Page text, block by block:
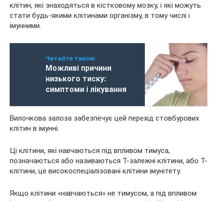
клітин, які знаходяться в кістковому мозку, і які можуть
стати будь-якими клітинами організму, в тому числі і
імунними.
Читайте також:
Можливі причини
низького тиску:
симптоми і лікування
Вилочкова залоза забезпечує цей перехід стовбурових
клітин в імунні.
Ці клітини, які навчаються під впливом тимуса,
позначаються або називаються Т-залежні клітини, або Т-
клітини, це високоспеціалізовані клітини імунітету.
Якщо клітини «навчаються» не тимусом, а під впливом